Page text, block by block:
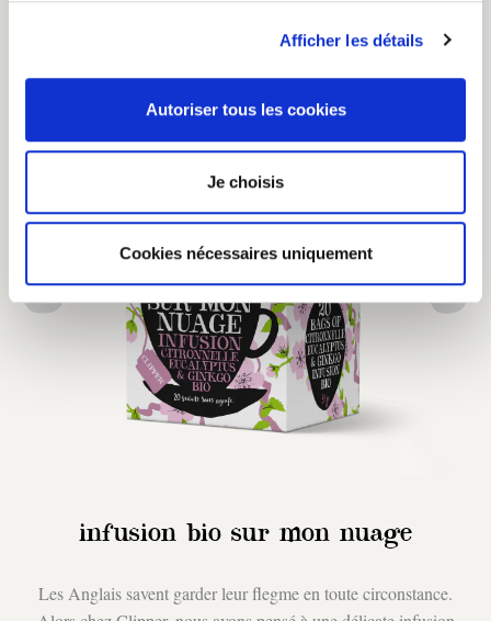
Afficher les détails
Autoriser tous les cookies
Je choisis
Cookies nécessaires uniquement
infusion bio sur mon nuage
Les Anglais savent garder leur flegme en toute circonstance.